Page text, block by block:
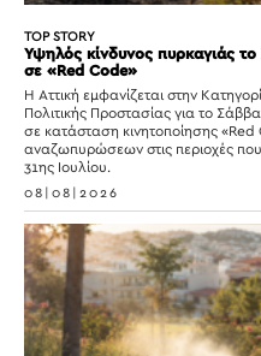
TOP STORY
Υψηλός κίνδυνος πυρκαγιάς
σε «Red Code»
Η Αττική εμφανίζεται στην
Πολιτικής Προστασίας για το
σε κατάσταση κινητοποίησης
αναζωπυρώσεων στις περιοχές
31ης Ιουλίου.
08|08|2026